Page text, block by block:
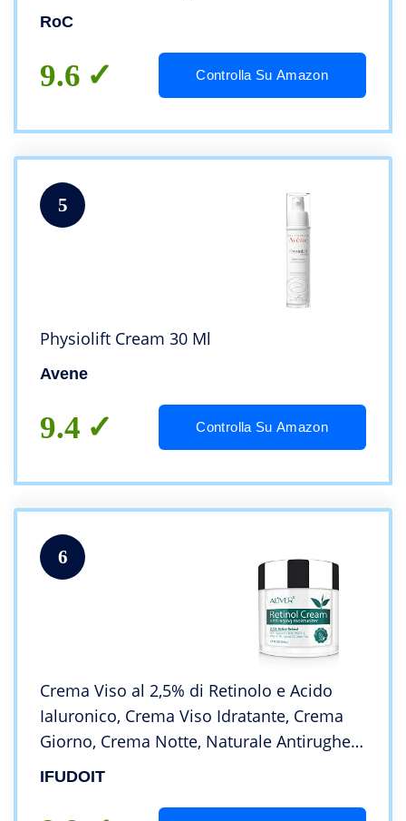
Raggi UVA/UVB B – 50 ml
RoC
9.6 Controlla Su Amazon
5
Physiolift Cream 30 Ml
Avene
9.4 Controlla Su Amazon
6
Crema Viso al 2,5% di Retinolo e Acido
Ialuronico, Crema Viso Idratante, Crema
Giorno, Crema Notte, Naturale Antirughe
Antietà, Illuminante e Rimpolpante, per
IFUDOIT